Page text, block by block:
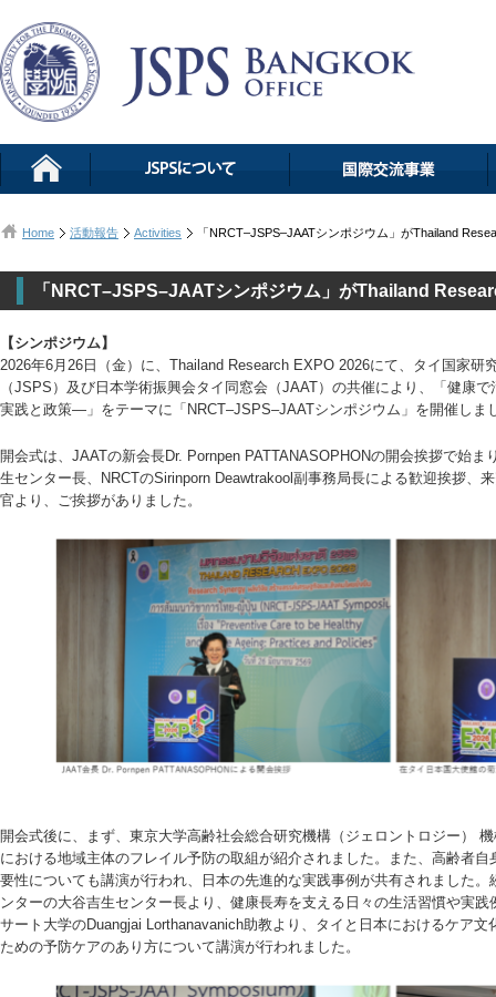
Home 活動報告 Activities 「NRCT–JSPS–JAATシンポジウム」がThailand
「NRCT–JSPS–JAATシンポジウム」がThailand
【シンポジウム】
2026年6月26日（金）に、Thailand Research EXPO 2026にて、タイ国家研
（JSPS）及び日本学術振興会タイ同窓会（JAAT）の共催により、「健康
実践と政策―」をテーマに「NRCT–JSPS–JAATシンポジウム」を開催しま
開会式は、JAATの新会長Dr. Pornpen PATTANASOPHONの開会挨拶で始
生センター長、NRCTのSirinporn Deawtrakool副事務局長による歓迎挨拶、
官より、ご挨拶がありました。
開会式後に、まず、東京大学高齢社会総合研究機構（ジェロントロジー）
における地域主体のフレイル予防の取組が紹介されました。また、高齢者
要性についても講演が行われ、日本の先進的な実践事例が共有されました
ンターの大谷吉生センター長より、健康長寿を支える日々の生活習慣や実
サート大学のDuangjai Lorthanavanich助教より、タイと日本におけるケア
ための予防ケアのあり方について講演が行われました。